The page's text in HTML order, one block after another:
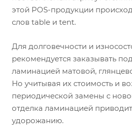
этой POS-продукции
слов table и tent.
Для долговечности и
рекомендуется заказывать
ламинацией матовой,
Но учитывая их стоимость и
периодической замены с
отделка ламинацией
удорожанию.